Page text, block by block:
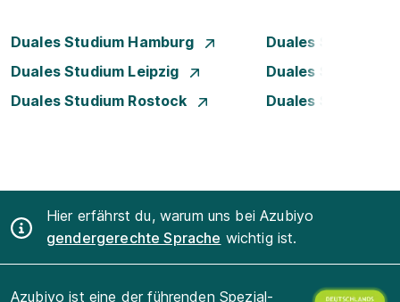
Duales Studium Hamburg
Duales Studium
Duales Studium Leipzig
Duales Studium
Duales Studium Rostock
Duales Studium
Hier erfährst du, warum uns bei Azubiyo
gendergerechte Sprache wichtig ist.
Azubiyo ist eine der führenden Spezial-